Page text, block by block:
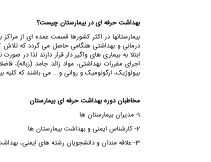
بهداشت حرفه ای در بیمارستان چیست؟
بیمارستانها در اکثر کشورها قسمت عمده ای از
درمانی و بهداشتی هنگامی حاصل می گردد که تلاش
ابتلا به بیماری های واگیر دار قرار دارند لذا
اجرای مقررات بهداشتی، مواد زائد جامد (زباله)،
بیولوژیک، ارگونومیک و روانی و... می باشند که کلیه
مخاطبان دوره بهداشت حرفه ای بیمارستان
1- مدیران بیمارستان ها
2- کارشناس ایمنی و بهداشت بیمارستان ها
3- علاقه مندان و دانشجویان رشته های ایمنی، بهداشت و محیط زیست (